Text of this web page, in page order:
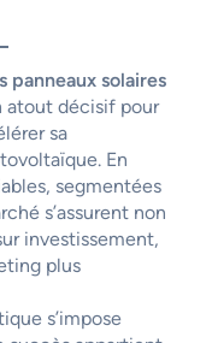
panneaux solaires
atout décisif pour
sa
En
segmentées
s’assurent non
investissement,
plus
s’impose